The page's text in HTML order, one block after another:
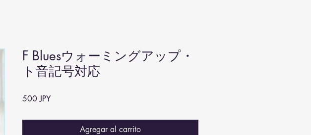
F Bluesウォーミングアップ・
ト音記号対応
500 JPYPrecio
Agregar al carrito